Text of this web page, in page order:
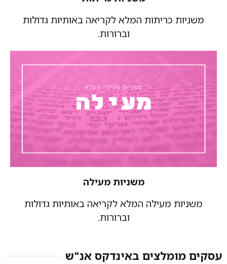
משניות כריתות המלא לקריאה באותיות גדולות
וברורות.
משניות מעילה
משניות מעילה המלא לקריאה באותיות גדולות
וברורות.
עסקים מומלצים באינדקס אנ"ש​